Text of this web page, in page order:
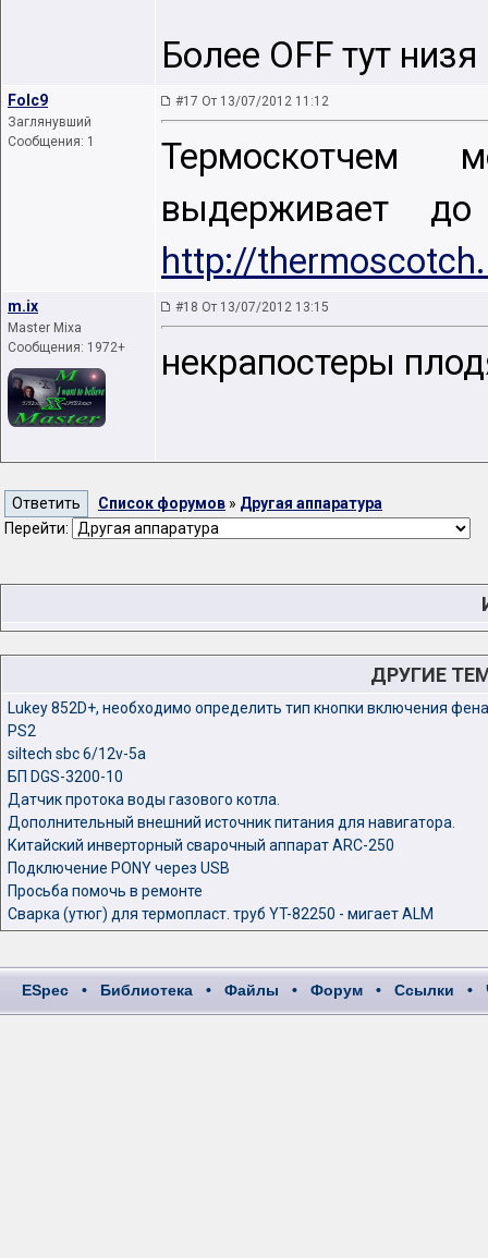
Более OFF тут
Folc9
Заглянувший
Сообщения: 1
#17 От 13/07/2012 11:12
Термоскотчем
выдерживает
http://
m.ix
Master Mixa
Сообщения: 1972+
#18 От 13/07/2012 13:15
некрапостеры
Список форумов » Другая аппаратура
Перейти:
ДРУГИЕ
Lukey 852D+, необходимо определить тип кнопки включения фена
PS2
siltech sbc 6/12v-5a
БП DGS-3200-10
Датчик протока воды газового котла.
Дополнительный внешний источник питания для навигатора.
Китайский инверторный сварочный аппарат ARC-250
Подключение PONY через USB
Просьба помочь в ремонте
Сварка (утюг) для термопласт. труб YT-82250 - мигает ALM
ESpec • Библиотека • Файлы • Форум • Ссылки •